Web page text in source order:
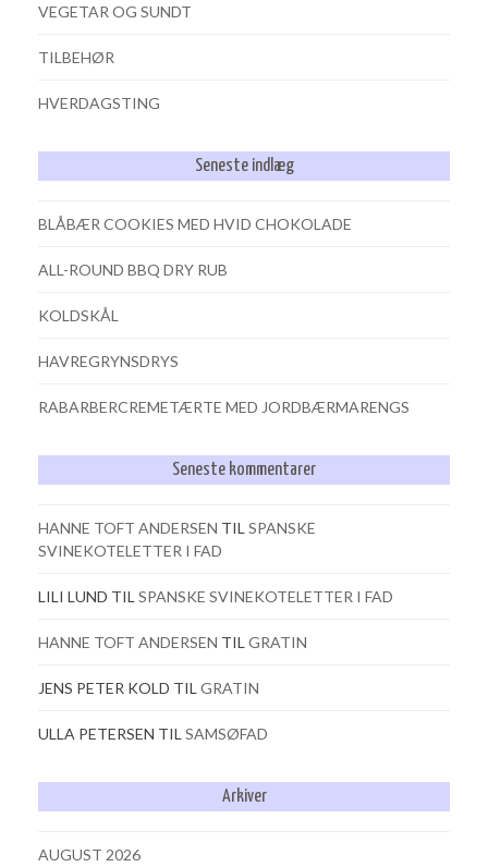
VEGETAR OG SUNDT
TILBEHØR
HVERDAGSTING
Seneste indlæg
BLÅBÆR COOKIES MED HVID CHOKOLADE
ALL-ROUND BBQ DRY RUB
KOLDSKÅL
HAVREGRYNSDRYS
RABARBERCREMETÆRTE MED JORDBÆRMARENGS
Seneste kommentarer
HANNE TOFT ANDERSEN TIL SPANSKE
SVINEKOTELETTER I FAD
LILI LUND TIL SPANSKE SVINEKOTELETTER I FAD
HANNE TOFT ANDERSEN TIL GRATIN
JENS PETER KOLD TIL GRATIN
ULLA PETERSEN TIL SAMSØFAD
Arkiver
AUGUST 2026